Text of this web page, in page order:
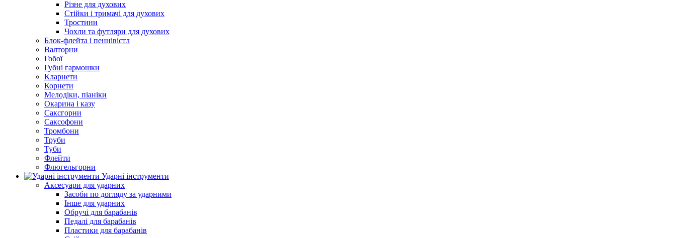
Різне для духових
Стійки і тримачі для духових
Тростини
Чохли та футляри для духових
Блок-флейта і пеннівістл
Валторни
Гобої
Губні гармошки
Кларнети
Корнети
Мелодіки, піаніки
Окарина і казу
Саксгорни
Саксофони
Тромбони
Труби
Туби
Флейти
Флюгельгорни
Ударні інструменти
Аксесуари для ударних
Засоби по догляду за ударними
Інше для ударних
Обручі для барабанів
Педалі для барабанів
Пластики для барабанів